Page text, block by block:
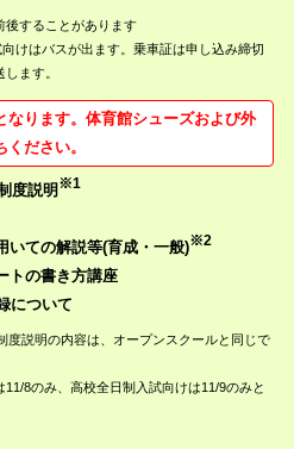
後することがあります
けはバスが出ます。乗車証は申し込み締切
ます。
なります。体育館シューズおよび外
ださい。
度説明※1
いての解説等(育成・一般)※2
トの書き方講座
について
説明の内容は、オープンスクールと同じで
8のみ、高校全日制入試向けは11/9のみと